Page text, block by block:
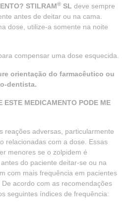
STILRAM® SL deve sempre
antes de deitar ou na cama.
dose, utilize-a somente na noite
compensar uma dose esquecida.
orientação do farmacêutico ou
dentista.
ESTE MEDICAMENTO PODE ME
reações adversas, particularmente
relacionadas com a dose. Essas
menores se o zolpidem é
do paciente deitar-se ou na
com mais frequência em pacientes
acordo com as recomendações
seguintes índices de frequência: